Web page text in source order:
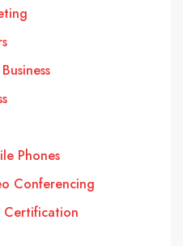
Phones
Conferencing
Certification